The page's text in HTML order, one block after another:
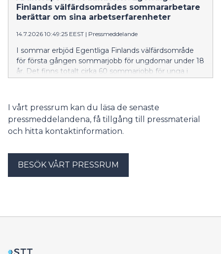
Finlands välfärdsområdes sommararbetare
berättar om sina arbetserfarenheter
14.7.2026 10:49:25 EEST | Pressmeddelande
I sommar erbjöd Egentliga Finlands välfärdsområde
för första gången sommarjobb för ungdomar under 18
år. Det finns totalt cirka 60 sommarjobb för unga i
akutsjukvård runt om i Egentliga Finland.
I vårt pressrum kan du läsa de senaste
pressmeddelandena, få tillgång till pressmaterial
och hitta kontaktinformation.
BESÖK VÅRT PRESSRUM